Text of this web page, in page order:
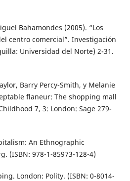
Bahamondes (2005). “Los
centro comercial”. Investigación
Universidad del Norte) 2-31.
Barry Percy-Smith, y Melanie
flaneur: The shopping mall
7, 3: London: Sage 279-
An Ethnographic
(ISBN: 978-1-85973-128-4)
London: Polity. (ISBN: 0-8014-